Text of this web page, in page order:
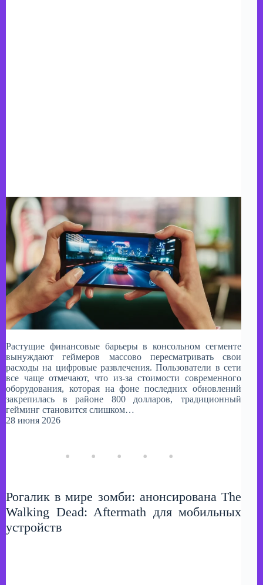
Растущие финансовые барьеры в консольном сегменте
вынуждают геймеров массово пересматривать свои
расходы на цифровые развлечения. Пользователи в сети
все чаще отмечают, что из-за стоимости современного
оборудования, которая на фоне последних обновлений
закрепилась в районе 800 долларов, традиционный
гейминг становится слишком…
28 июня 2026
Рогалик в мире зомби: анонсирована The
Walking Dead: Aftermath для мобильных
устройств